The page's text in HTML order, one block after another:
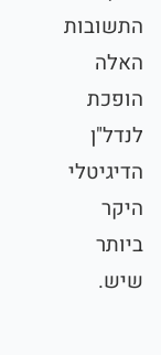
התשובות
האלה
הופכת
לנדל"ן
הדיגיטלי
היקר
ביותר
שיש.